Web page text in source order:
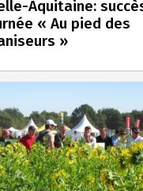
Aquitaine:
« Au pied des
»